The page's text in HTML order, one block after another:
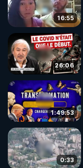
Rendez-vous sur
code :
▶ 30 jours gratuit
de bien-être
Rendez-vous sur
le code :
16:55
26:06
1:49:53
0:33